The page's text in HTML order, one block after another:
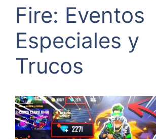
Fire: Eventos
Especiales y
Trucos